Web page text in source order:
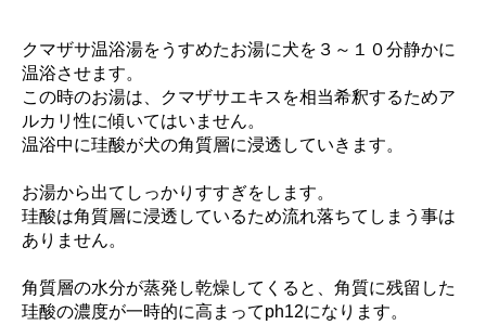
クマザサ温浴湯をうすめたお湯に犬を３～１０分静かに
温浴させます。
この時のお湯は、クマザサエキスを相当希釈するためア
ルカリ性に傾いてはいません。
温浴中に珪酸が犬の角質層に浸透していきます。
お湯から出てしっかりすすぎをします。
珪酸は角質層に浸透しているため流れ落ちてしまう事は
ありません。
角質層の水分が蒸発し乾燥してくると、角質に残留した
珪酸の濃度が一時的に高まってph12になります。